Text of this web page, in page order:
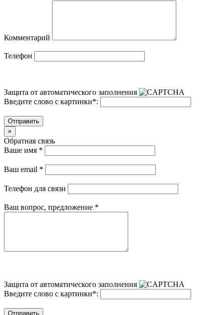
Комментарий
Телефон
Защита от автоматического заполнения
Введите слово с картинки*:
Отправить
×
Обратная связь
Ваше имя *
Ваш email *
Телефон для связи
Ваш вопрос, предложение *
Защита от автоматического заполнения
Введите слово с картинки*:
Отправить